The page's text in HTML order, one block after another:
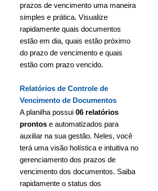
prazos de vencimento uma maneira
simples e prática. Visualize
rapidamente quais documentos
estão em dia, quais estão próximo
do prazo de vencimento e quais
estão com prazo vencido.
Relatórios de Controle de
Vencimento de Documentos
A planilha possui 06 relatórios
prontos e automatizados para
auxiliar na sua gestão. Neles, você
terá uma visão holística e intuitiva no
gerenciamento dos prazos de
vencimento dos documentos. Saiba
rapidamente o status dos